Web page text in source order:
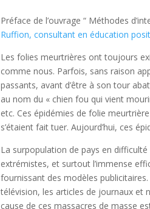
Préface de l’ouvrage “ Méthodes
Ruffion, consultant en éducation
Les folies meurtrières ont toujours
comme nous. Parfois, sans raison
passants, avant d’être à son tour
au nom du « chien fou qui vient
etc. Ces épidémies de folie
s’étaient fait tuer. Aujourd’hui, ces
La surpopulation de pays en
extrémistes, et surtout l’immense
fournissant des modèles
télévision, les articles de journaux et
cause de ces massacres de masse